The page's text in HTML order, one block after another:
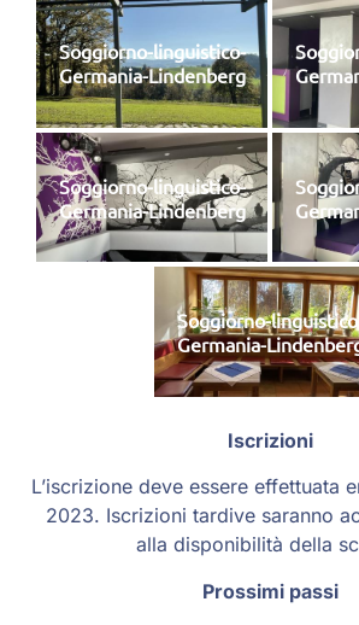
Soggiorno-linguistico-
Germania-Lindenberg
Soggiorno-linguistico-
Germania-Lindenberg
Soggiorno-
Germania-
Iscrizioni
L’iscrizione deve essere effettuata
2023. Iscrizioni tardive saranno
alla disponibilità della
Prossimi passi